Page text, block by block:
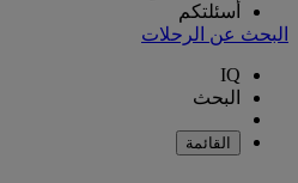
أسئلتكم
البحث عن الرحلات
IQ
البحث
القائمة